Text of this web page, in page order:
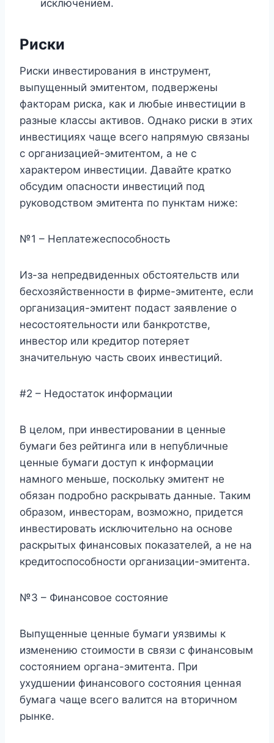
исключением.
Риски
Риски инвестирования в инструмент,
выпущенный эмитентом, подвержены
факторам риска, как и любые инвестиции в
разные классы активов. Однако риски в этих
инвестициях чаще всего напрямую связаны
с организацией-эмитентом, а не с
характером инвестиции. Давайте кратко
обсудим опасности инвестиций под
руководством эмитента по пунктам ниже:
№1 – Неплатежеспособность
Из-за непредвиденных обстоятельств или
бесхозяйственности в фирме-эмитенте, если
организация-эмитент подаст заявление о
несостоятельности или банкротстве,
инвестор или кредитор потеряет
значительную часть своих инвестиций.
#2 – Недостаток информации
В целом, при инвестировании в ценные
бумаги без рейтинга или в непубличные
ценные бумаги доступ к информации
намного меньше, поскольку эмитент не
обязан подробно раскрывать данные. Таким
образом, инвесторам, возможно, придется
инвестировать исключительно на основе
раскрытых финансовых показателей, а не на
кредитоспособности организации-эмитента.
№3 – Финансовое состояние
Выпущенные ценные бумаги уязвимы к
изменению стоимости в связи с финансовым
состоянием органа-эмитента. При
ухудшении финансового состояния ценная
бумага чаще всего валится на вторичном
рынке.